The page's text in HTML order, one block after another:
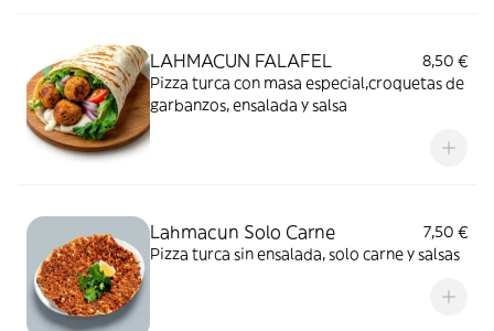
LAHMACUN FALAFEL
8,50 €
Pizza turca con masa especial,croquetas de
garbanzos, ensalada y salsa
Lahmacun Solo Carne
7,50 €
Pizza turca sin ensalada, solo carne y salsas